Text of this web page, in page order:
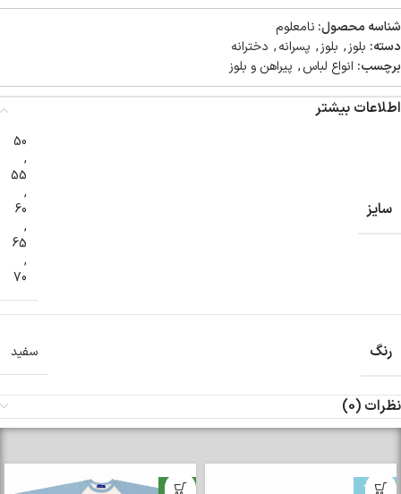
شناسه محصول: نامعلوم
دسته: بلوز, بلوز, پسرانه, دخترانه
برچسب: انواع لباس, پیراهن و بلوز
اطلاعات بیشتر
سایز
50
,
55
,
60
,
65
,
70
رنگ سفید
نظرات (0)
-33%
جدید